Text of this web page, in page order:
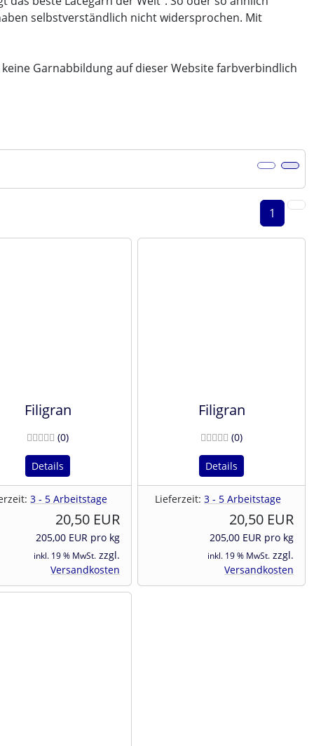
selbstverständlich nicht widersprochen. Mit
Garnabbildung auf dieser Website farbverbindlich
1
Filigran
(0Bewertungen
)
Details
3 - 5 Arbeitstage
20,50 EUR
205,00 EUR pro kg
inkl. 19 % MwSt. zzgl.
Versandkosten
Filigran
(0Bewertungen
)
Details
Lieferzeit: 3 - 5 Arbeitstage
20,50 EUR
205,00 EUR pro kg
inkl. 19 % MwSt. zzgl.
Versandkosten